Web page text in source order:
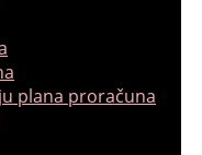
plana proračuna